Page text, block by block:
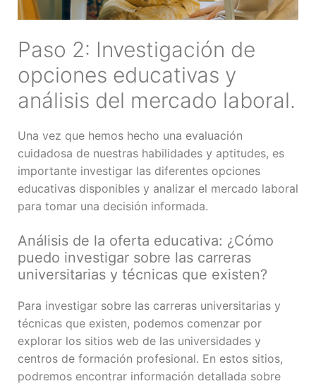
Paso 2: Investigación de
opciones educativas y
análisis del mercado laboral.
Una vez que hemos hecho una evaluación
cuidadosa de nuestras habilidades y aptitudes, es
importante investigar las diferentes opciones
educativas disponibles y analizar el mercado laboral
para tomar una decisión informada.
Análisis de la oferta educativa: ¿Cómo
puedo investigar sobre las carreras
universitarias y técnicas que existen?
Para investigar sobre las carreras universitarias y
técnicas que existen, podemos comenzar por
explorar los sitios web de las universidades y
centros de formación profesional. En estos sitios,
podremos encontrar información detallada sobre